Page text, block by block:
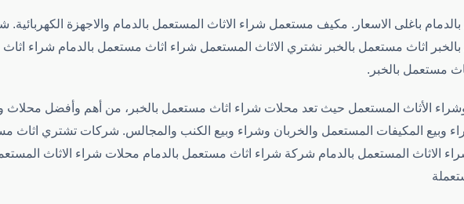
بالدمام باغلى الاسعار. مكيف مستعمل شراء الاثاث المستعمل بالدمام والاجهزة
بالخبر اثاث مستعمل بالخبر نشتري الاثاث المستعمل شراء اثاث مستعمل بالدمام شراء
مستعمل بالخبر.
الأثاث المستعمل حيث تعد محلات شراء اثاث مستعمل بالخبر، من أهم وأفضل محلاث
وبيع المكيفات المستعمل والخربان وشراء وبيع الكنب والمجالس. شركات تشتري
الاثاث المستعمل بالدمام شركة شراء اثاث مستعمل بالدمام محلات شراء الاثاث